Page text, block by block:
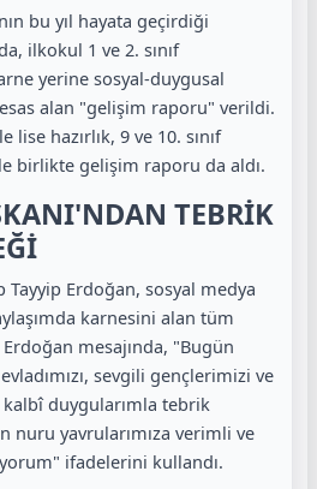
bu yıl hayata geçirdiği
ilkokul 1 ve 2. sınıf
yerine sosyal-duygusal
alan "gelişim raporu" verildi.
lise hazırlık, 9 ve 10. sınıf
birlikte gelişim raporu da aldı.
TEBRİK
Tayyip Erdoğan, sosyal medya
karnesini alan tüm
mesajında, "Bugün
sevgili gençlerimizi ve
duygularımla tebrik
nuru yavrularımıza verimli ve
ifadelerini kullandı.